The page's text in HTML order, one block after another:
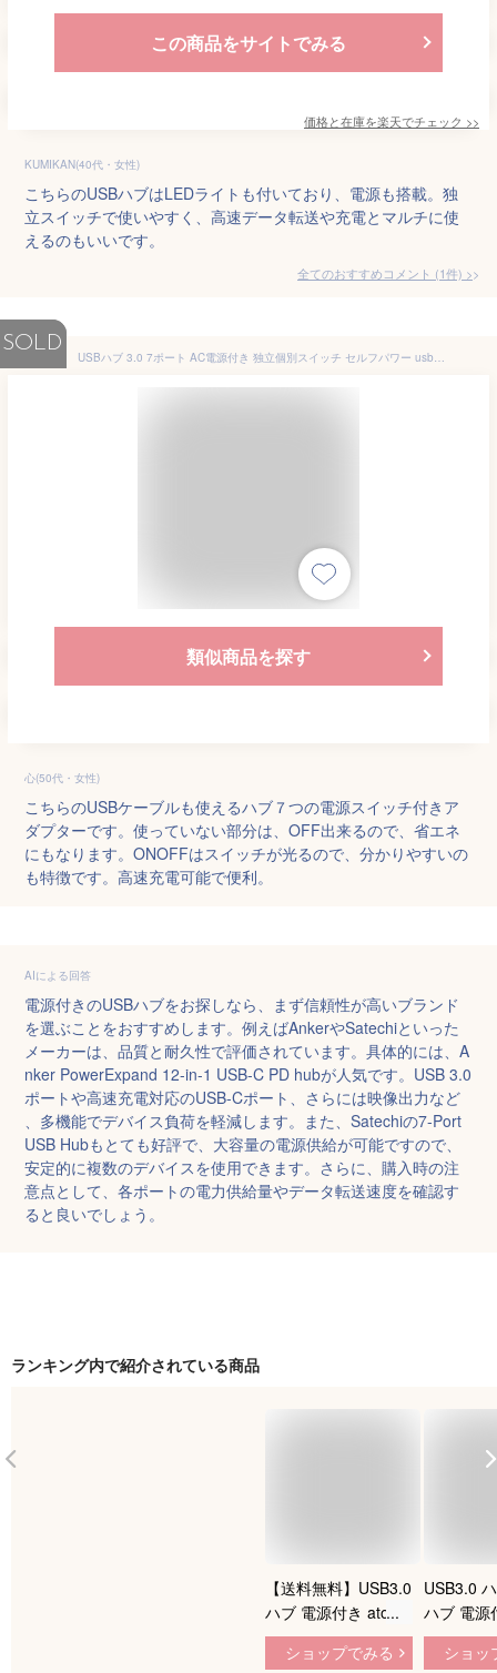
この商品をサイトでみる
価格と在庫を楽天でチェック >>
KUMIKAN(40代・女性)
こちらのUSBハブはLEDライトも付いており、電源も搭載。独
立スイッチで使いやすく、高速データ転送や充電とマルチに使
えるのもいいです。
全てのおすすめコメント (1件) >
SOLD
USBハブ 3.0 7ポート AC電源付き 独立個別スイッチ セルフパワー usbコンセント 高速 バスパワー acアダプター 送料無料 ポイント消化
類似商品を探す
心(50代・女性)
こちらのUSBケーブルも使えるハブ７つの電源スイッチ付きア
ダプターです。使っていない部分は、OFF出来るので、省エネ
にもなります。ONOFFはスイッチが光るので、分かりやすいの
も特徴です。高速充電可能で便利。
AIによる回答
電源付きのUSBハブをお探しなら、まず信頼性が高いブランド
を選ぶことをおすすめします。例えばAnkerやSatechiといった
メーカーは、品質と耐久性で評価されています。具体的には、A
nker PowerExpand 12-in-1 USB-C PD hubが人気です。USB 3.0
ポートや高速充電対応のUSB-Cポート、さらには映像出力など
、多機能でデバイス負荷を軽減します。また、Satechiの7-Port
USB Hubもとても好評で、大容量の電源供給が可能ですので、
安定的に複数のデバイスを使用できます。さらに、購入時の注
意点として、各ポートの電力供給量やデータ転送速度を確認す
ると良いでしょう。
ランキング内で紹介されている商品
【送料無料】USB3.0
ハブ 電源付き atolla
USB ハブ 10ポート
USBハブ セルフパワ
ショップでみる
USB3.0
ハブ 電源
ート
ハブ,
ショッ